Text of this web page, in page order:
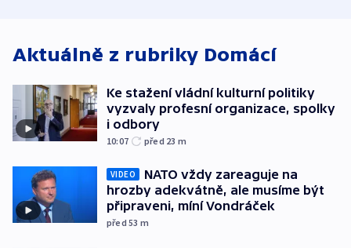
Aktuálně z rubriky Domácí
Ke stažení vládní kulturní politiky
vyzvaly profesní organizace, spolky
i odbory
10:07 před 23 m
VIDEO
NATO vždy zareaguje na
hrozby adekvátně, ale musíme být
připraveni, míní Vondráček
před 53 m